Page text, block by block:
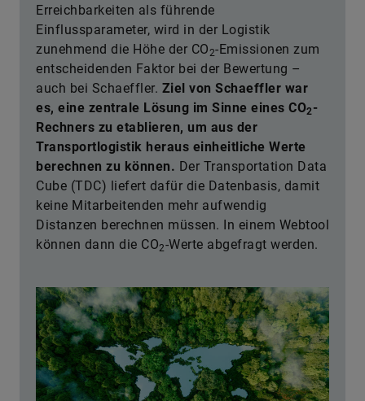
Erreichbarkeiten als führende
Einflussparameter, wird in der Logistik
zunehmend die Höhe der CO2-Emissionen zum
entscheidenden Faktor bei der Bewertung –
auch bei ­Schaeff­ler. Ziel von Schaeffler war
es, eine zentrale Lösung im Sinne eines CO2-
Rechners zu etablieren, um aus der
Transportlogistik heraus einheitliche Werte
berechnen zu können. Der Transportation Data
Cube (TDC) liefert dafür die Datenbasis, damit
keine Mitarbeitenden mehr aufwendig
Distanzen berechnen müssen. In einem Webtool
können dann die CO2-Werte abgefragt werden.